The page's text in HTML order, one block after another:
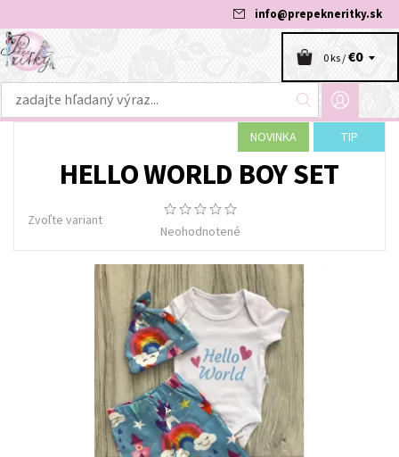
info@prepekneritky.sk
0 ks /€0
NOVINKA TIP
HELLO WORLD BOY SET
Zvoľte variant
Neohodnotené